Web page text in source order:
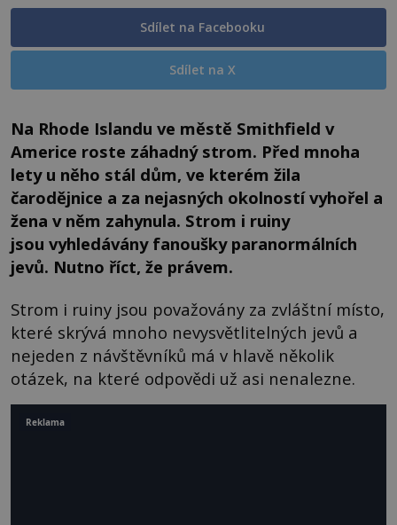
Sdílet na Facebooku
Sdílet na X
Na Rhode Islandu ve městě Smithfield v
Americe roste záhadný strom. Před mnoha
lety u něho stál dům, ve kterém žila
čarodějnice a za nejasných okolností vyhořel a
žena v něm zahynula. Strom i ruiny
jsou vyhledávány fanoušky paranormálních
jevů. Nutno říct, že právem.
Strom i ruiny jsou považovány za zvláštní místo,
které skrývá mnoho nevysvětlitelných jevů a
nejeden z návštěvníků má v hlavě několik
otázek, na které odpovědi už asi nenalezne.
Reklama